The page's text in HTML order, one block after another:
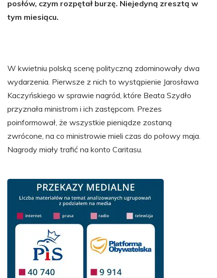
posłów, czym rozpętał burzę. Niejedyną zresztą w
tym miesiącu.
W kwietniu polską scenę polityczną zdominowały dwa
wydarzenia. Pierwsze z nich to wystąpienie Jarosława
Kaczyńskiego w sprawie nagród, które Beata Szydło
przyznała ministrom i ich zastępcom. Prezes
poinformował, że wszystkie pieniądze zostaną
zwrócone, na co ministrowie mieli czas do połowy maja.
Nagrody miały trafić na konto Caritasu.